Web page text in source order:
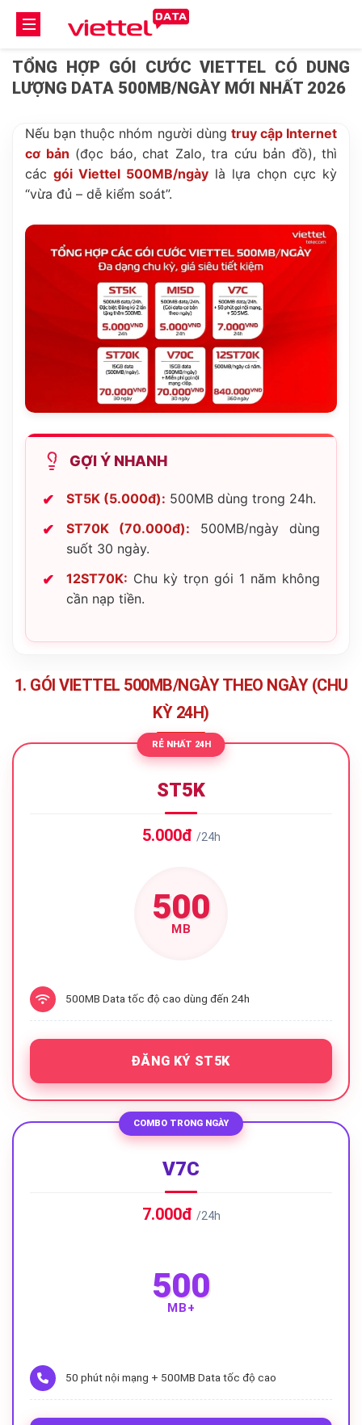
TỔNG HỢP GÓI CƯỚC VIETTEL CÓ DUNG
LƯỢNG DATA 500MB/NGÀY MỚI NHẤT 2026
Nếu bạn thuộc nhóm người dùng truy cập Internet
cơ bản (đọc báo, chat Zalo, tra cứu bản đồ), thì
các gói Viettel 500MB/ngày là lựa chọn cực kỳ
“vừa đủ – dễ kiểm soát”.
GỢI Ý NHANH
ST5K (5.000đ): 500MB dùng trong 24h.
ST70K (70.000đ): 500MB/ngày dùng
suốt 30 ngày.
12ST70K: Chu kỳ trọn gói 1 năm không
cần nạp tiền.
1. GÓI VIETTEL 500MB/NGÀY THEO NGÀY (CHU
KỲ 24H)
RẺ NHẤT 24H
ST5K
5.000đ /24h
500
MB
500MB Data tốc độ cao dùng đến 24h
ĐĂNG KÝ ST5K
COMBO TRONG NGÀY
V7C
7.000đ /24h
500
MB+
50 phút nội mạng + 500MB Data tốc độ cao